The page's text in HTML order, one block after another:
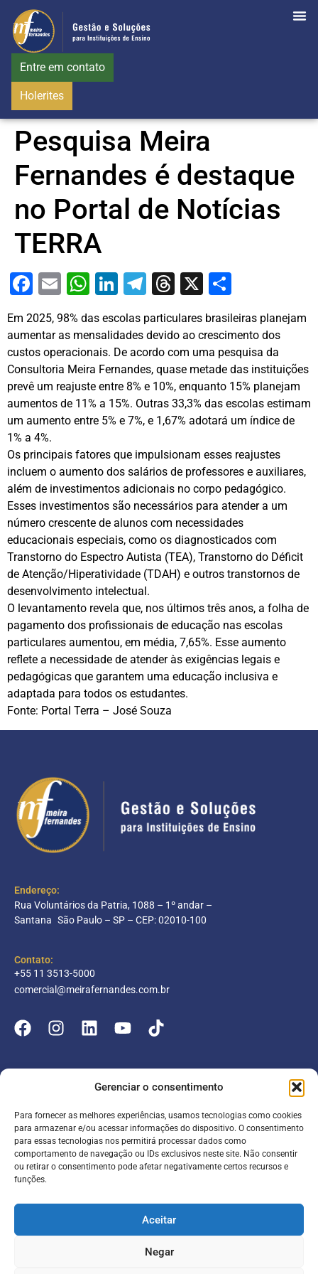
Gerenciar o consentimento
Para fornecer as melhores experiências, usamos tecnologias como cookies
para armazenar e/ou acessar informações do dispositivo. O consentimento
para essas tecnologias nos permitirá processar dados como
comportamento de navegação ou IDs exclusivos neste site. Não consentir
ou retirar o consentimento pode afetar negativamente certos recursos e
funções.
Aceitar
Negar
Entre em contato
Holerites
Pesquisa Meira
Fernandes é destaque
no Portal de Notícias
TERRA
Facebook
EmailWhatsApp
LinkedIn
Telegram
Threads
X
Em 2025, 98% das escolas particulares brasileiras planejam
aumentar as mensalidades devido ao crescimento dos
custos operacionais. De acordo com uma pesquisa da
Consultoria Meira Fernandes, quase metade das instituições
prevê um reajuste entre 8% e 10%, enquanto 15% planejam
aumentos de 11% a 15%. Outras 33,3% das escolas estimam
um aumento entre 5% e 7%, e 1,67% adotará um índice de
1% a 4%.
Os principais fatores que impulsionam esses reajustes
incluem o aumento dos salários de professores e auxiliares,
além de investimentos adicionais no corpo pedagógico.
Esses investimentos são necessários para atender a um
número crescente de alunos com necessidades
educacionais especiais, como os diagnosticados com
Transtorno do Espectro Autista (TEA), Transtorno do Déficit
de Atenção/Hiperatividade (TDAH) e outros transtornos de
desenvolvimento intelectual.
O levantamento revela que, nos últimos três anos, a folha de
pagamento dos profissionais de educação nas escolas
particulares aumentou, em média, 7,65%. Esse aumento
reflete a necessidade de atender às exigências legais e
pedagógicas que garantem uma educação inclusiva e
adaptada para todos os estudantes.
Fonte: Portal Terra – José Souza
Endereço:
Rua Voluntários da Patria, 1088 – 1º andar –
Santana São Paulo – SP – CEP: 02010-100
Contato:
+55 11 3513-5000
comercial@meirafernandes.com.br
Parceiros
Blog
Contato
Portal do Colaborador
Entrar
Serviços
Meira online
Contabilidade para escolas